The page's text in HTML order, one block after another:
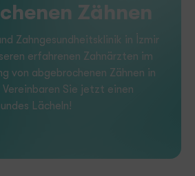
Zähnen
Zahngesundheitsklinik in İzmir
erfahrenen Zahnärzten im
von abgebrochenen Zähnen in
Vereinbaren Sie jetzt einen
Lächeln!